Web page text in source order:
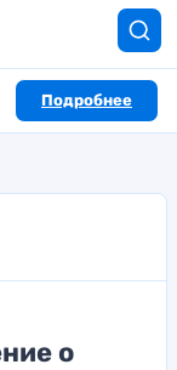
Подробнее
о